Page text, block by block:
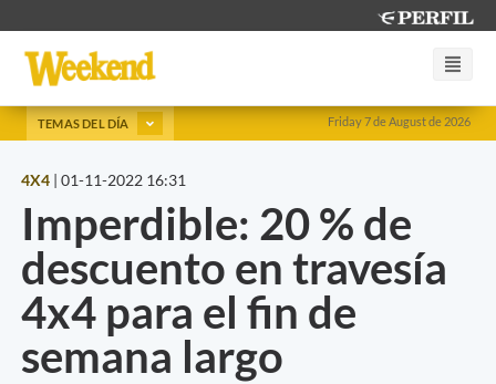
Friday 7 de August de 2026
TEMAS DEL DÍA
4X4 | 01-11-2022 16:31
Imperdible: 20 % de
descuento en travesía
4x4 para el fin de
semana largo